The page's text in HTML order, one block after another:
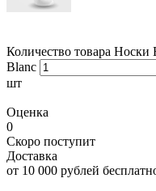
Количество товара
Blanc
шт
Оценка
0
Скоро поступит
Доставка
от 10 000 рублей